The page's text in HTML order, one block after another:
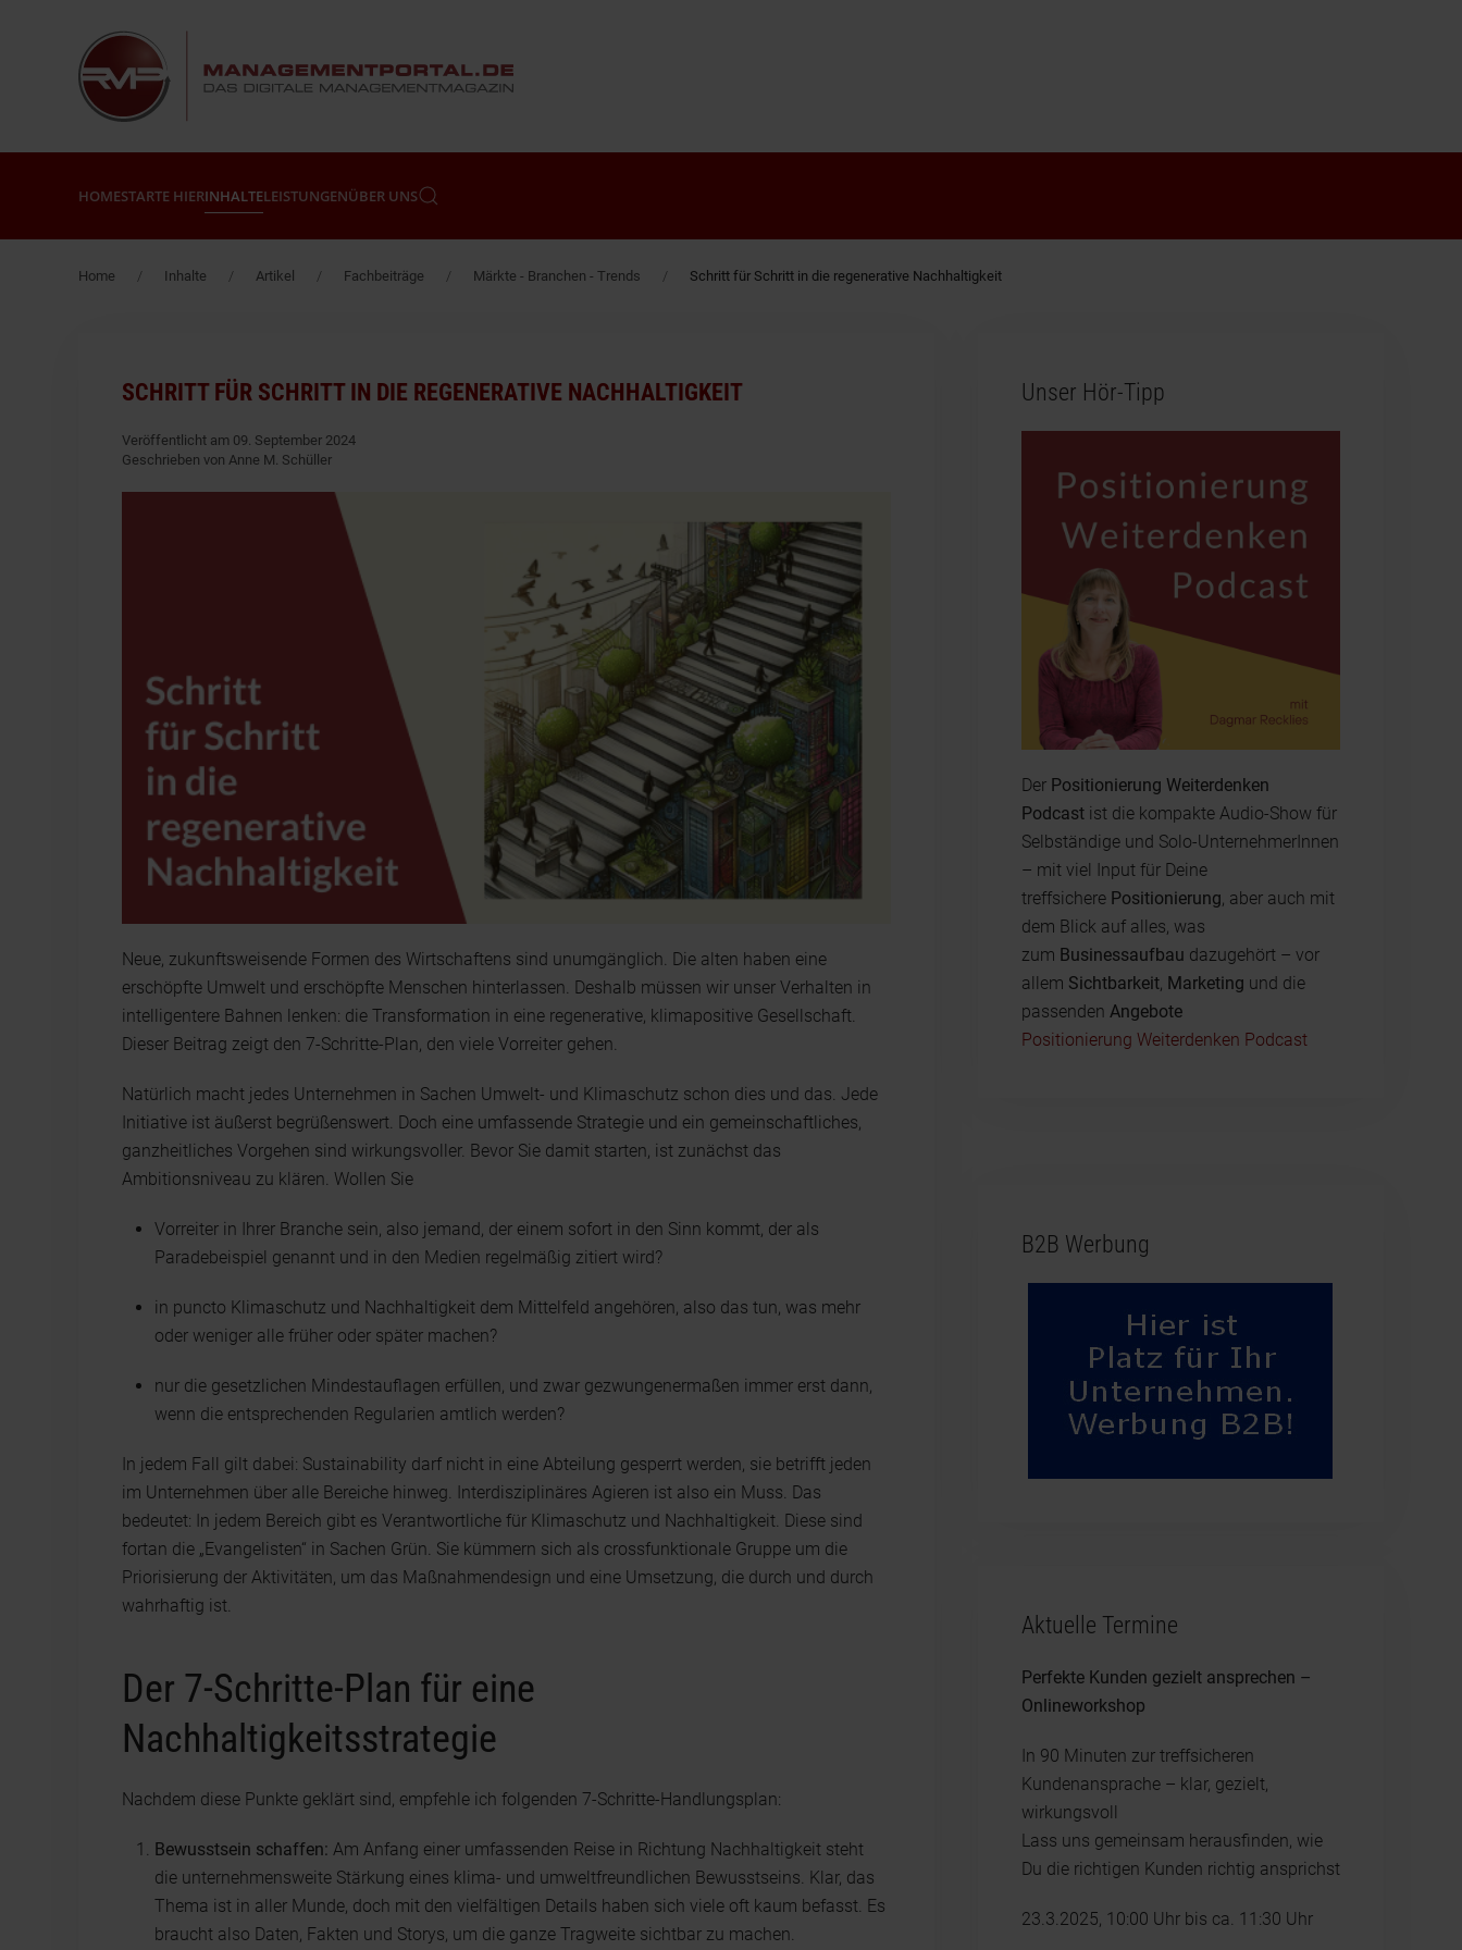
Zum Hauptinhalt springen
HOMESTARTE HIERINHALTELEISTUNGENÜBER UNS
Home Inhalte Artikel Fachbeiträge Märkte - Branchen - Trends Schritt für Schritt in die regenerative Nachhaltigkeit
SCHRITT FÜR SCHRITT IN DIE REGENERATIVE NACHHALTIGKEIT
Veröffentlicht am 09. September 2024
Geschrieben von Anne M. Schüller
Neue, zukunftsweisende Formen des Wirtschaftens sind unumgänglich. Die alten haben eine
erschöpfte Umwelt und erschöpfte Menschen hinterlassen. Deshalb müssen wir unser Verhalten in
intelligentere Bahnen lenken: die Transformation in eine regenerative, klimapositive Gesellschaft.
Dieser Beitrag zeigt den 7-Schritte-Plan, den viele Vorreiter gehen.
Natürlich macht jedes Unternehmen in Sachen Umwelt- und Klimaschutz schon dies und das. Jede
Initiative ist äußerst begrüßenswert. Doch eine umfassende Strategie und ein gemeinschaftliches,
ganzheitliches Vorgehen sind wirkungsvoller. Bevor Sie damit starten, ist zunächst das
Ambitionsniveau zu klären. Wollen Sie
Vorreiter in Ihrer Branche sein, also jemand, der einem sofort in den Sinn kommt, der als
Paradebeispiel genannt und in den Medien regelmäßig zitiert wird?
in puncto Klimaschutz und Nachhaltigkeit dem Mittelfeld angehören, also das tun, was mehr
oder weniger alle früher oder später machen?
nur die gesetzlichen Mindestauflagen erfüllen, und zwar gezwungenermaßen immer erst dann,
wenn die entsprechenden Regularien amtlich werden?
In jedem Fall gilt dabei: Sustainability darf nicht in eine Abteilung gesperrt werden, sie betrifft jeden
im Unternehmen über alle Bereiche hinweg. Interdisziplinäres Agieren ist also ein Muss. Das
bedeutet: In jedem Bereich gibt es Verantwortliche für Klimaschutz und Nachhaltigkeit. Diese sind
fortan die „Evangelisten“ in Sachen Grün. Sie kümmern sich als crossfunktionale Gruppe um die
Priorisierung der Aktivitäten, um das Maßnahmendesign und eine Umsetzung, die durch und durch
wahrhaftig ist.
Der 7-Schritte-Plan für eine
Nachhaltigkeitsstrategie
Nachdem diese Punkte geklärt sind, empfehle ich folgenden 7-Schritte-Handlungsplan:
Bewusstsein schaffen: Am Anfang einer umfassenden Reise in Richtung Nachhaltigkeit steht
die unternehmensweite Stärkung eines klima- und umweltfreundlichen Bewusstseins. Klar, das
Thema ist in aller Munde, doch mit den vielfältigen Details haben sich viele oft kaum befasst. Es
braucht also Daten, Fakten und Storys, um die ganze Tragweite sichtbar zu machen.
Unser Hör-Tipp
Der Positionierung Weiterdenken
Podcastist die kompakte Audio-Show für
Selbständige und Solo-UnternehmerInnen
– mit viel Input für Deine
treffsichere Positionierung, aber auch mit
dem Blick auf alles, was
zum Businessaufbau dazugehört – vor
allem Sichtbarkeit, Marketing und die
passenden Angebote
Positionierung Weiterdenken Podcast
B2B Werbung
Aktuelle Termine
Perfekte Kunden gezielt ansprechen –
Onlineworkshop
In 90 Minuten zur treffsicheren
Kundenansprache – klar, gezielt,
wirkungsvoll
Lass uns gemeinsam herausfinden, wie
Du die richtigen Kunden richtig ansprichst
23.3.2025, 10:00 Uhr bis ca. 11:30 Uhr